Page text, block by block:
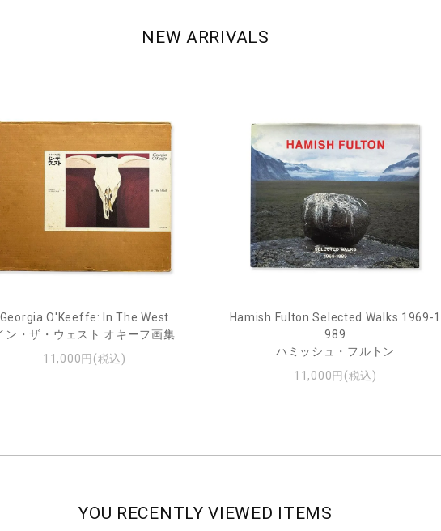
NEW ARRIVALS
Georgia O'Keeffe: In The West
ン・ザ・ウェスト オキーフ画集
11,000円(税込)
Hamish Fulton Selected Walks 1969-1
989
ハミッシュ・フルトン
11,000円(税込)
YOU RECENTLY VIEWED ITEMS